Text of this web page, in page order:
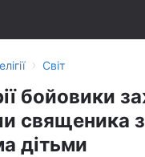
› Світ
бойовики
священика
дітьми